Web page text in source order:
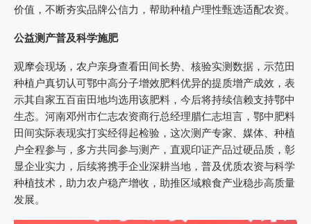
价值，不断夯实品牌公信力，帮助种植户理性甄选适配农资。
公益测产普及科学施肥
观摩会现场，农户亲身查看田间长势、核验实测数据，示范田
种植户真切认可鄂中高分子增效肥料优异的提质增产成效，表
示其自家五百亩田地均选用该肥料，今后将持续信赖支持鄂中
生态。河南邓州市仁志农资商行总经理腊仁志坦言，鄂中肥料
田间实际表现实打实经得起检验，这次测产专家、媒体、种植
户全程参与，多方共同参与测产，直观印证产品过硬品质，彰
显企业实力，后续将携手企业深耕当地，普及优质农资与科学
种植技术，助力农户稳产增收，助推区域粮食产业稳步高质量
发展。